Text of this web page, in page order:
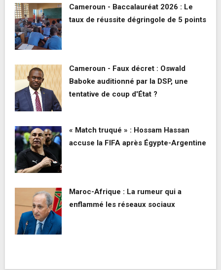
Cameroun - Baccalauréat 2026 : Le
taux de réussite dégringole de 5 points
Cameroun - Faux décret : Oswald
Baboke auditionné par la DSP, une
tentative de coup d'État ?
« Match truqué » : Hossam Hassan
accuse la FIFA après Égypte-Argentine
Maroc-Afrique : La rumeur qui a
enflammé les réseaux sociaux